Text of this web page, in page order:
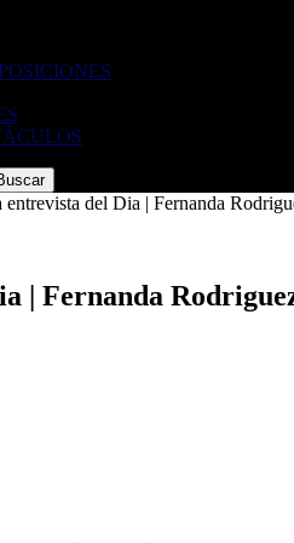
entrevista del Dia | Fernanda
| Fernanda